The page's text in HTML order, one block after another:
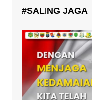
#SALING JAGA